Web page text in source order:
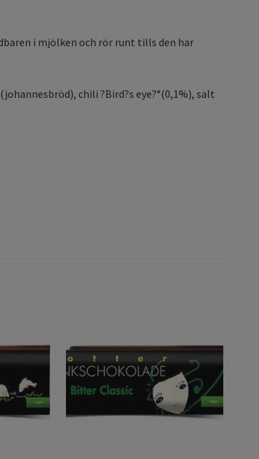
i mjölken och rör runt tills den har
chili ?Bird?s eye?°(0,1%), salt